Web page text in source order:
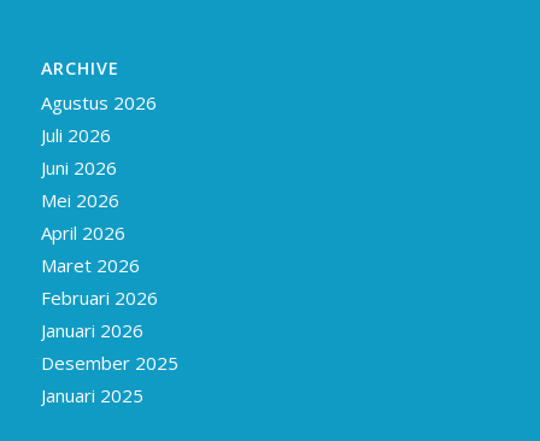
ARCHIVE
Agustus 2026
Juli 2026
Juni 2026
Mei 2026
April 2026
Maret 2026
Februari 2026
Januari 2026
Desember 2025
Januari 2025